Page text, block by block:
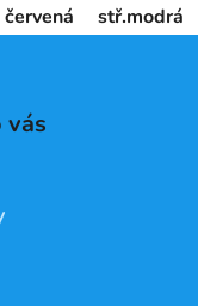
červená stř.modrá
vás